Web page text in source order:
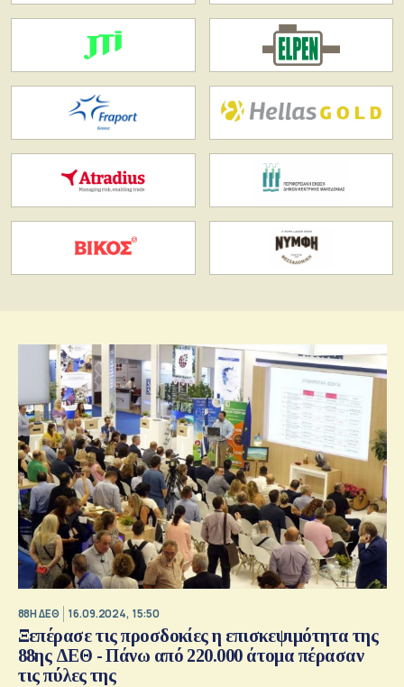
88Η ΔΕΘ 16.09.2024, 15:50
Ξεπέρασε τις προσδοκίες η επισκεψιμότητα της
88ης ΔΕΘ - Πάνω από 220.000 άτομα πέρασαν
τις πύλες της